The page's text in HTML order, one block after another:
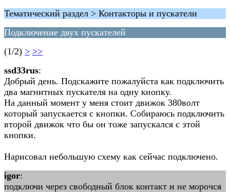
Тематический раздел > Контакторы и пускатели
Подключение двух пускателей
(1/2) > >>
ssd33rus:
Добрый день. Подскажите пожалуйста как подключить
два магнитных пускателя на одну кнопку.
На данный момент у меня стоит движок 380волт
который запускается с кнопки. Собираюсь подключить
второй движок что бы он тоже запускался с этой
кнопки.
Нарисовал небольшую схему как сейчас подключено.
igor:
подключи через свободный блок контакт и не морочся